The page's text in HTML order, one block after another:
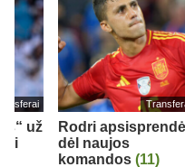
už
Rodri apsisprendė
dėl naujos
komandos (11)